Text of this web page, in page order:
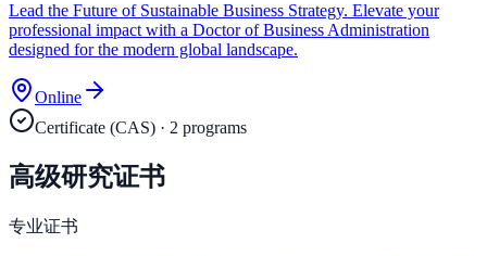
Lead the Future of Sustainable Business Strategy. Elevate your
professional impact with a Doctor of Business Administration
designed for the modern global landscape.
Online
Certificate (CAS) · 2 programs
高级研究证书
专业证书